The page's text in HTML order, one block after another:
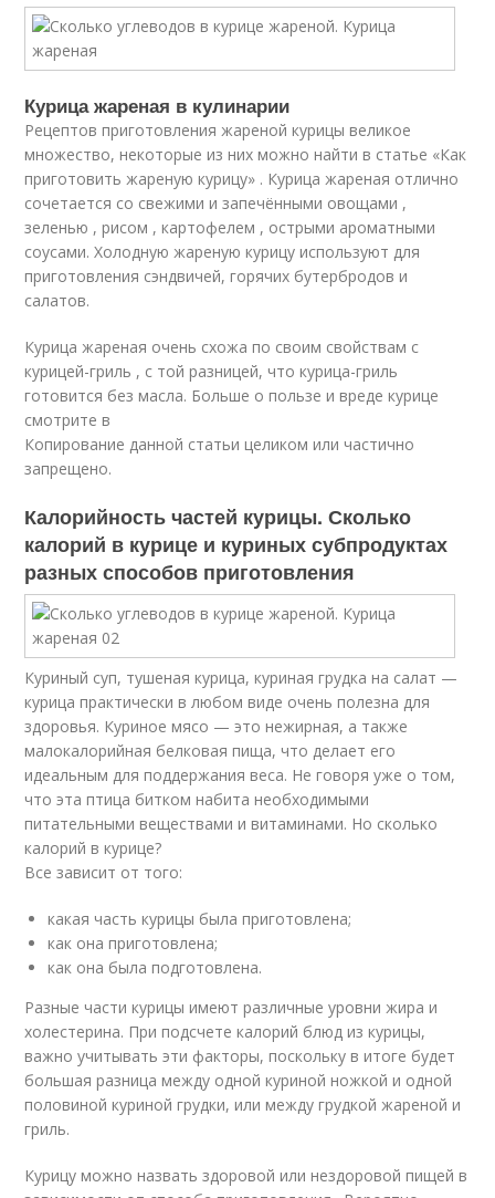
Курица жареная в кулинарии
Рецептов приготовления жареной курицы великое
множество, некоторые из них можно найти в статье «Как
приготовить жареную курицу» . Курица жареная отлично
сочетается со свежими и запечёнными овощами ,
зеленью , рисом , картофелем , острыми ароматными
соусами. Холодную жареную курицу используют для
приготовления сэндвичей, горячих бутербродов и
салатов.
Курица жареная очень схожа по своим свойствам с
курицей-гриль , с той разницей, что курица-гриль
готовится без масла. Больше о пользе и вреде курице
смотрите в
Копирование данной статьи целиком или частично
запрещено.
Калорийность частей курицы. Сколько
калорий в курице и куриных субпродуктах
разных способов приготовления
Куриный суп, тушеная курица, куриная грудка на салат —
курица практически в любом виде очень полезна для
здоровья. Куриное мясо — это нежирная, а также
малокалорийная белковая пища, что делает его
идеальным для поддержания веса. Не говоря уже о том,
что эта птица битком набита необходимыми
питательными веществами и витаминами. Но сколько
калорий в курице?
Все зависит от того:
какая часть курицы была приготовлена;
как она приготовлена;
как она была подготовлена.
Разные части курицы имеют различные уровни жира и
холестерина. При подсчете калорий блюд из курицы,
важно учитывать эти факторы, поскольку в итоге будет
большая разница между одной куриной ножкой и одной
половиной куриной грудки, или между грудкой жареной и
гриль.
Курицу можно назвать здоровой или нездоровой пищей в